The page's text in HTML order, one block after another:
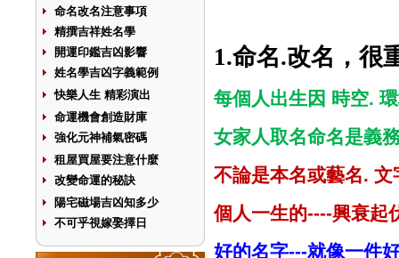
命名改名注意事項
精撰吉祥姓名學
開運印鑑吉凶影響
姓名學吉凶字義範例
快樂人生 精彩演出
命運機會創造財庫
強化元神補氣密碼
租屋買屋要注意什麼
改變命運的秘訣
陽宅磁場吉凶知多少
不可乎視嫁娶擇日
1.命名.改名，很
每個人出生因 時空.
女家人取名命名是義
不論是本名或藝名. 文
個人一生的----興衰起
好的名字---就像一件